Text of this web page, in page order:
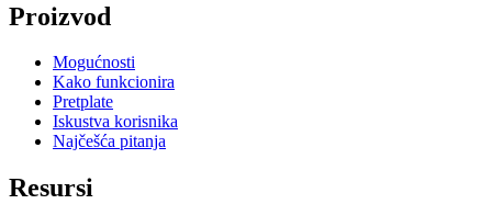
Proizvod
Mogućnosti
Kako funkcionira
Pretplate
Iskustva korisnika
Najčešća pitanja
Resursi